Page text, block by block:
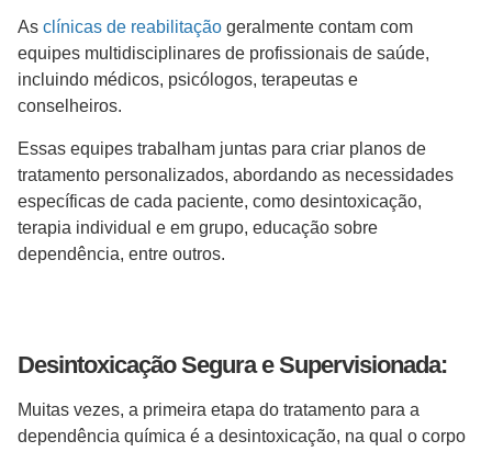
As clínicas de reabilitação geralmente contam com
equipes multidisciplinares de profissionais de saúde,
incluindo médicos, psicólogos, terapeutas e
conselheiros.
Essas equipes trabalham juntas para criar planos de
tratamento personalizados, abordando as necessidades
específicas de cada paciente, como desintoxicação,
terapia individual e em grupo, educação sobre
dependência, entre outros.
Desintoxicação Segura e Supervisionada:
Muitas vezes, a primeira etapa do tratamento para a
dependência química é a desintoxicação, na qual o corpo